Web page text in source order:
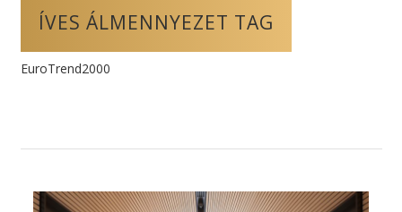
ÍVES ÁLMENNYEZET TAG
EuroTrend2000